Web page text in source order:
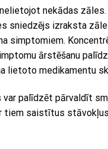
nekādas zāles.
sniedzējs izraksta
simptomiem.
ārstēšanu
lietoto medikamentu
var palīdzēt pārvaldīt
tiem saistītus